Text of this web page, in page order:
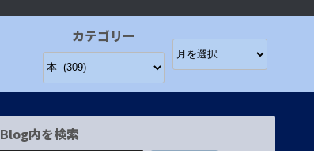
カテゴリー
Blog内を検索